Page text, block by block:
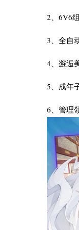
2、6V6
3、全自
4、邂逅
5、成年
6、管理